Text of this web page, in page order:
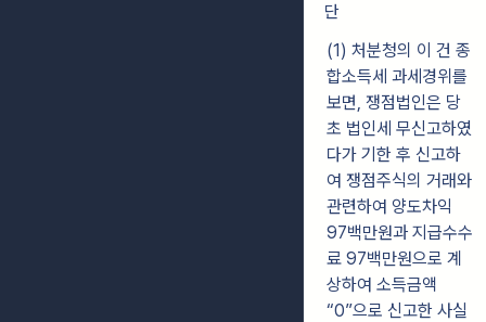
단
(1) 처분청의 이 건 종
합소득세 과세경위를
보면, 쟁점법인은 당
초 법인세 무신고하였
다가 기한 후 신고하
여 쟁점주식의 거래와
관련하여 양도차익
97백만원과 지급수수
료 97백만원으로 계
상하여 소득금액
“0”으로 신고한 사실